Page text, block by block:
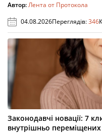
Автор:Лента от Протокола
04.08.2026Переглядів:346
Законодавчі новації: 7
внутрішньо